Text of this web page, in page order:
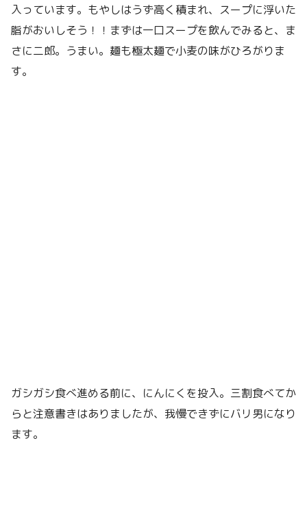
入っています。もやしはうず高く積まれ、スープに浮いた
脂がおいしそう！！まずは一口スープを飲んでみると、ま
さに二郎。うまい。麺も極太麺で小麦の味がひろがりま
す。
ガシガシ食べ進める前に、にんにくを投入。三割食べてか
らと注意書きはありましたが、我慢できずにバリ男になり
ます。